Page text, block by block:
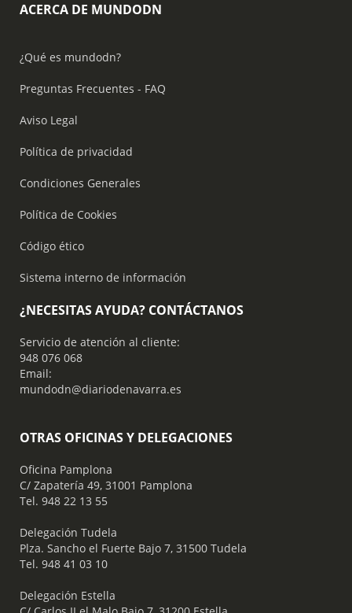
ACERCA DE MUNDODN
¿Qué es mundodn?
Preguntas Frecuentes - FAQ
Aviso Legal
Política de privacidad
Condiciones Generales
Política de Cookies
Código ético
Sistema interno de información
¿NECESITAS AYUDA? CONTÁCTANOS
Servicio de atención al cliente:
948 076 068
Email:
mundodn@diariodenavarra.es
OTRAS OFICINAS Y DELEGACIONES
Oficina Pamplona
C/ Zapatería 49, 31001 Pamplona
Tel. 948 22 13 55
​ Delegación Tudela
Plza. Sancho el Fuerte Bajo 7, 31500 Tudela
Tel. 948 41 03 10
​ Delegación Estella